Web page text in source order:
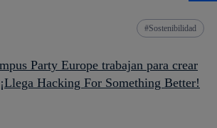
Sostenibilidad
Party Europe trabajan para crear
Hacking For Something Better!